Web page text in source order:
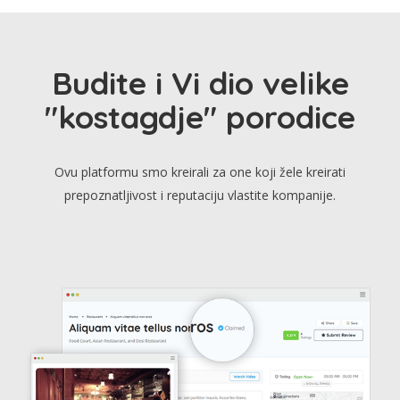
Budite i Vi dio velike
"kostagdje" porodice
Ovu platformu smo kreirali za one koji žele kreirati
prepoznatljivost i reputaciju vlastite kompanije.